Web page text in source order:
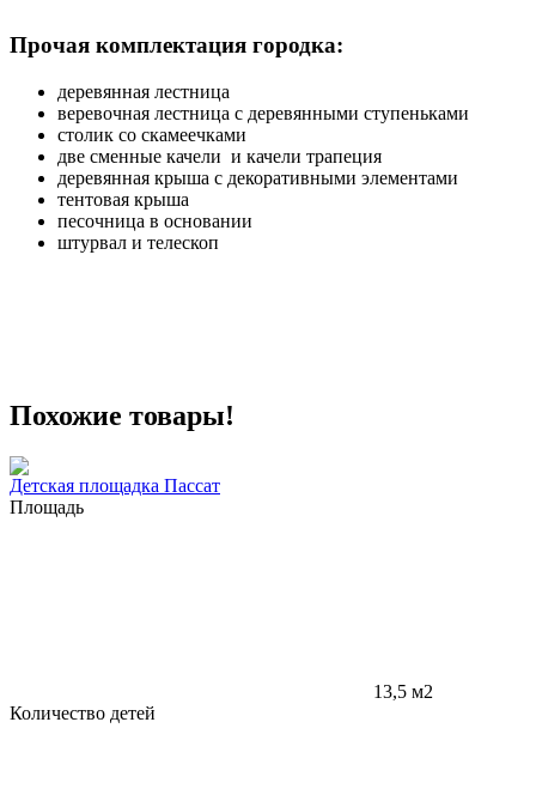
Прочая комплектация городка:
деревянная лестница
веревочная лестница с деревянными ступеньками
столик со скамеечками
две сменные качели и качели трапеция
деревянная крыша с декоративными элементами
тентовая крыша
песочница в основании
штурвал и телескоп
Похожие товары!
Детская площадка Пассат
Площадь
13,5 м2
Количество детей